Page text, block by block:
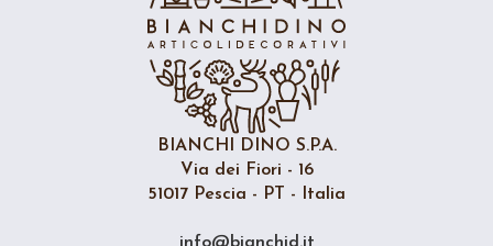
BIANCHI DINO S.P.A.
Via dei Fiori - 16
51017 Pescia - PT - Italia